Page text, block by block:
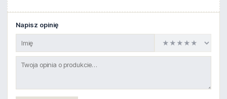
Napisz opinię